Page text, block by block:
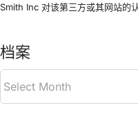
Smith Inc 对该第三方或其网站的
档案